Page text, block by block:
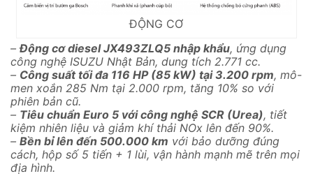
ĐỘNG CƠ
–Động cơ diesel JX493ZLQ5 nhập khẩu, ứng dụng
công nghệ ISUZU Nhật Bản, dung tích 2.771 cc.
– Công suất tối đa 116 HP (85 kW) tại 3.200 rpm, mô-
men xoắn 285 Nm tại 2.000 rpm, tăng 10% so với
phiên bản cũ.
– Tiêu chuẩn Euro 5 với công nghệ SCR (Urea), tiết
kiệm nhiên liệu và giảm khí thải NOx lên đến 90%.
– Bền bỉ lên đến 500.000 km với bảo dưỡng đúng
cách, hộp số 5 tiến + 1 lùi, vận hành mạnh mẽ trên mọi
địa hình.